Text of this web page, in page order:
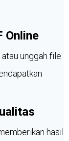
Online
unggah file
hasil